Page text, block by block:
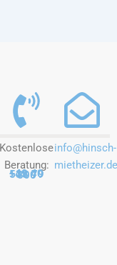
Kostenlose
Beratung:
+49 40 538 79 800
info@hinsch-